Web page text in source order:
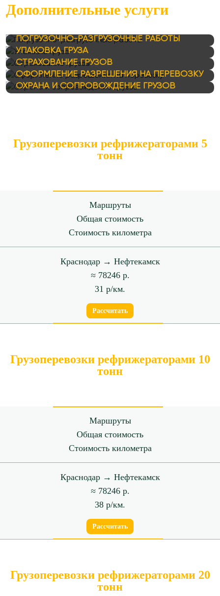
Дополнительные услуги
ПОГРУЗОЧНО-РАЗГРУЗОЧНЫЕ РАБОТЫ
УПАКОВКА ГРУЗА
СТРАХОВАНИЕ ГРУЗОВ
ОФОРМЛЕНИЕ РАЗРЕШЕНИЯ НА ПЕРЕВОЗКУ
ОХРАНА И СОПРОВОЖДЕНИЕ ГРУЗОВ
Грузоперевозки рефрижераторами 5
тонн
Маршруты
Общая стоимость
Стоимость километра
Краснодар → Нефтекамск
≈ 78246 р.
31 р/км.
Рассчитать
Грузоперевозки рефрижераторами 10
тонн
Маршруты
Общая стоимость
Стоимость километра
Краснодар → Нефтекамск
≈ 78246 р.
38 р/км.
Рассчитать
Грузоперевозки рефрижераторами 20
тонн